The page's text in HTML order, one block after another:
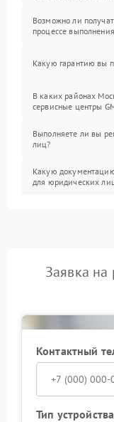
Возможно ли
процессе
Какую гарантию вы
В каких районах
сервисные центры
Выполняете ли вы
лиц?
Какую
для юридических
Заявка на
Контактный
Тип